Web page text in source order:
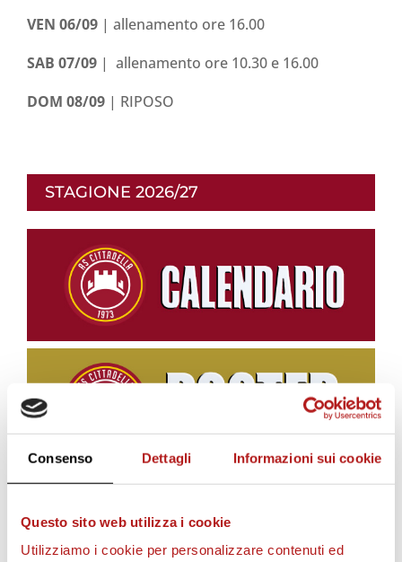
Consenso Dettagli Informazioni sui cookie
Questo sito web utilizza i cookie
Utilizziamo i cookie per personalizzare contenuti ed
VEN 06/09 | allenamento ore 16.00
SAB 07/09 | allenamento ore 10.30 e 16.00
DOM 08/09 | RIPOSO
STAGIONE 2026/27
BIGLIETTI